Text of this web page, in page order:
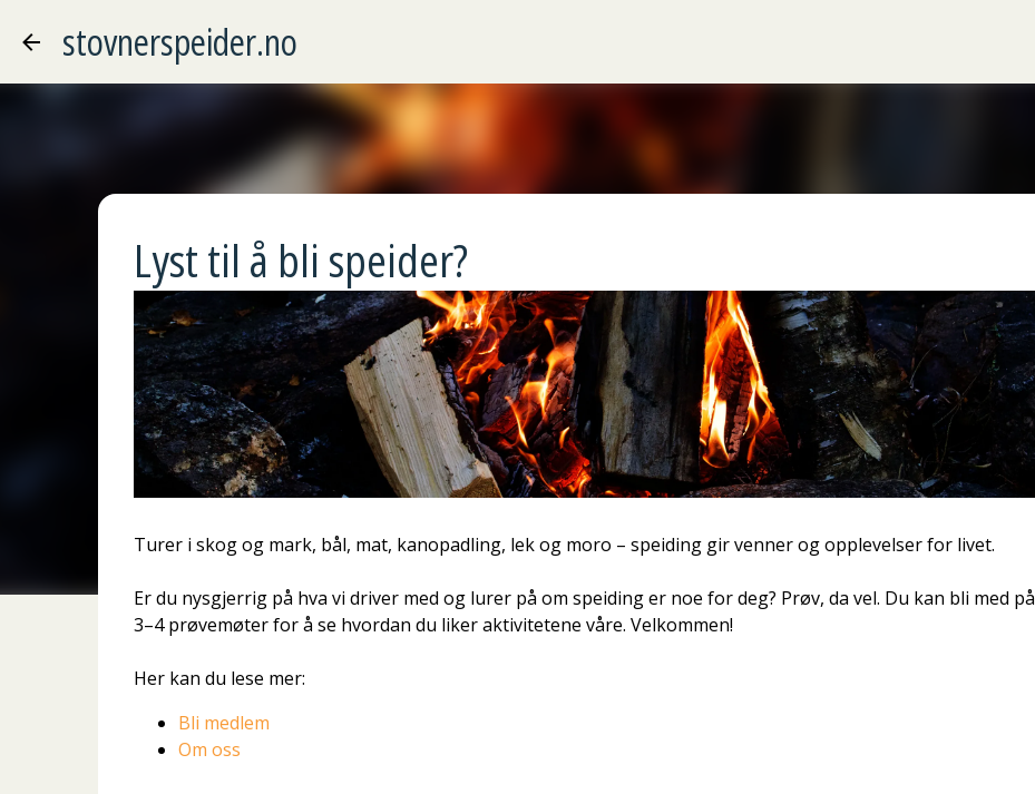
stovnerspeider.no
Lyst til å bli speider?
Turer i skog og mark, bål, mat, kanopadling, lek og moro – speiding gir venner og opplevelser for livet.
Er du nysgjerrig på hva vi driver med og lurer på om speiding er noe for deg? Prøv, da vel. Du kan bli med på
3–4 prøvemøter for å se hvordan du liker aktivitetene våre. Velkommen!
Her kan du lese mer:
Bli medlem
Om oss